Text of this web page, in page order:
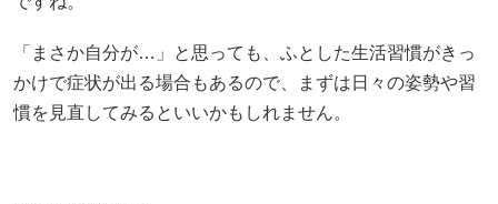
「まさか自分が…」と思っても、ふとした生活習慣がきっ
かけで症状が出る場合もあるので、まずは日々の姿勢や習
慣を見直してみるといいかもしれません。